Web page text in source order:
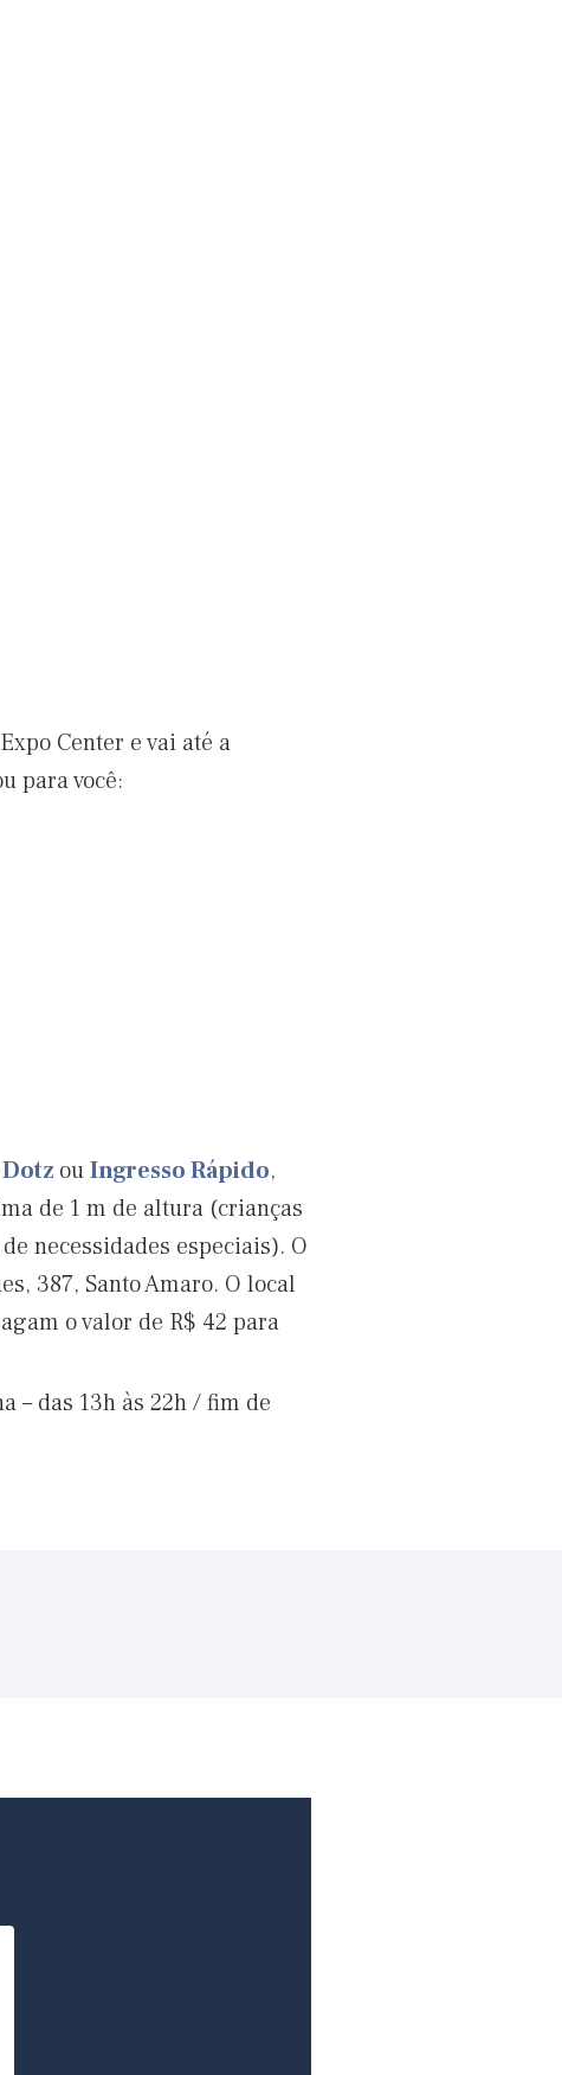
Center e vai até a
para você:
Dotz ouIngresso Rápido,
de 1 m de altura (crianças
necessidades especiais). O
387, Santo Amaro. O local
o valor de R$ 42 para
– das 13h às 22h / fim de